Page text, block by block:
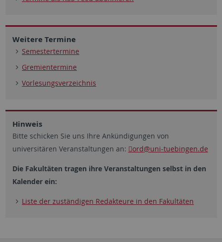
Weitere Termine
Semestertermine
Gremientermine
Vorlesungsverzeichnis
Hinweis
Bitte schicken Sie uns Ihre Ankündigungen von
universitären Veranstaltungen an:
ord@uni-tuebingen.de
Die Fakultäten tragen ihre Veranstaltungen selbst in den
Kalender ein:
Liste der zuständigen Redakteure in den Fakultäten